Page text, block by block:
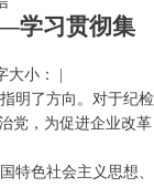
学习贯彻集
大小： |
明了方向。对于纪检
党，为促进企业改革
特色社会主义思想、